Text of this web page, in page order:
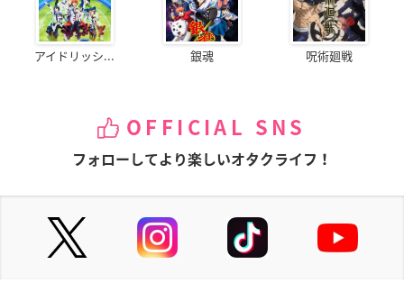
アイドリッシ... 銀魂 呪術廻戦
OFFICIAL SNS
フォローしてより楽しいオタクライフ！